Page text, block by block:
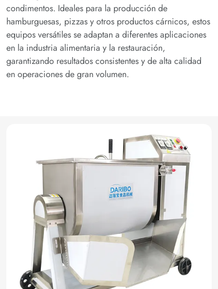
condimentos. Ideales para la producción de
hamburguesas, pizzas y otros productos cárnicos, estos
equipos versátiles se adaptan a diferentes aplicaciones
en la industria alimentaria y la restauración,
garantizando resultados consistentes y de alta calidad
en operaciones de gran volumen.